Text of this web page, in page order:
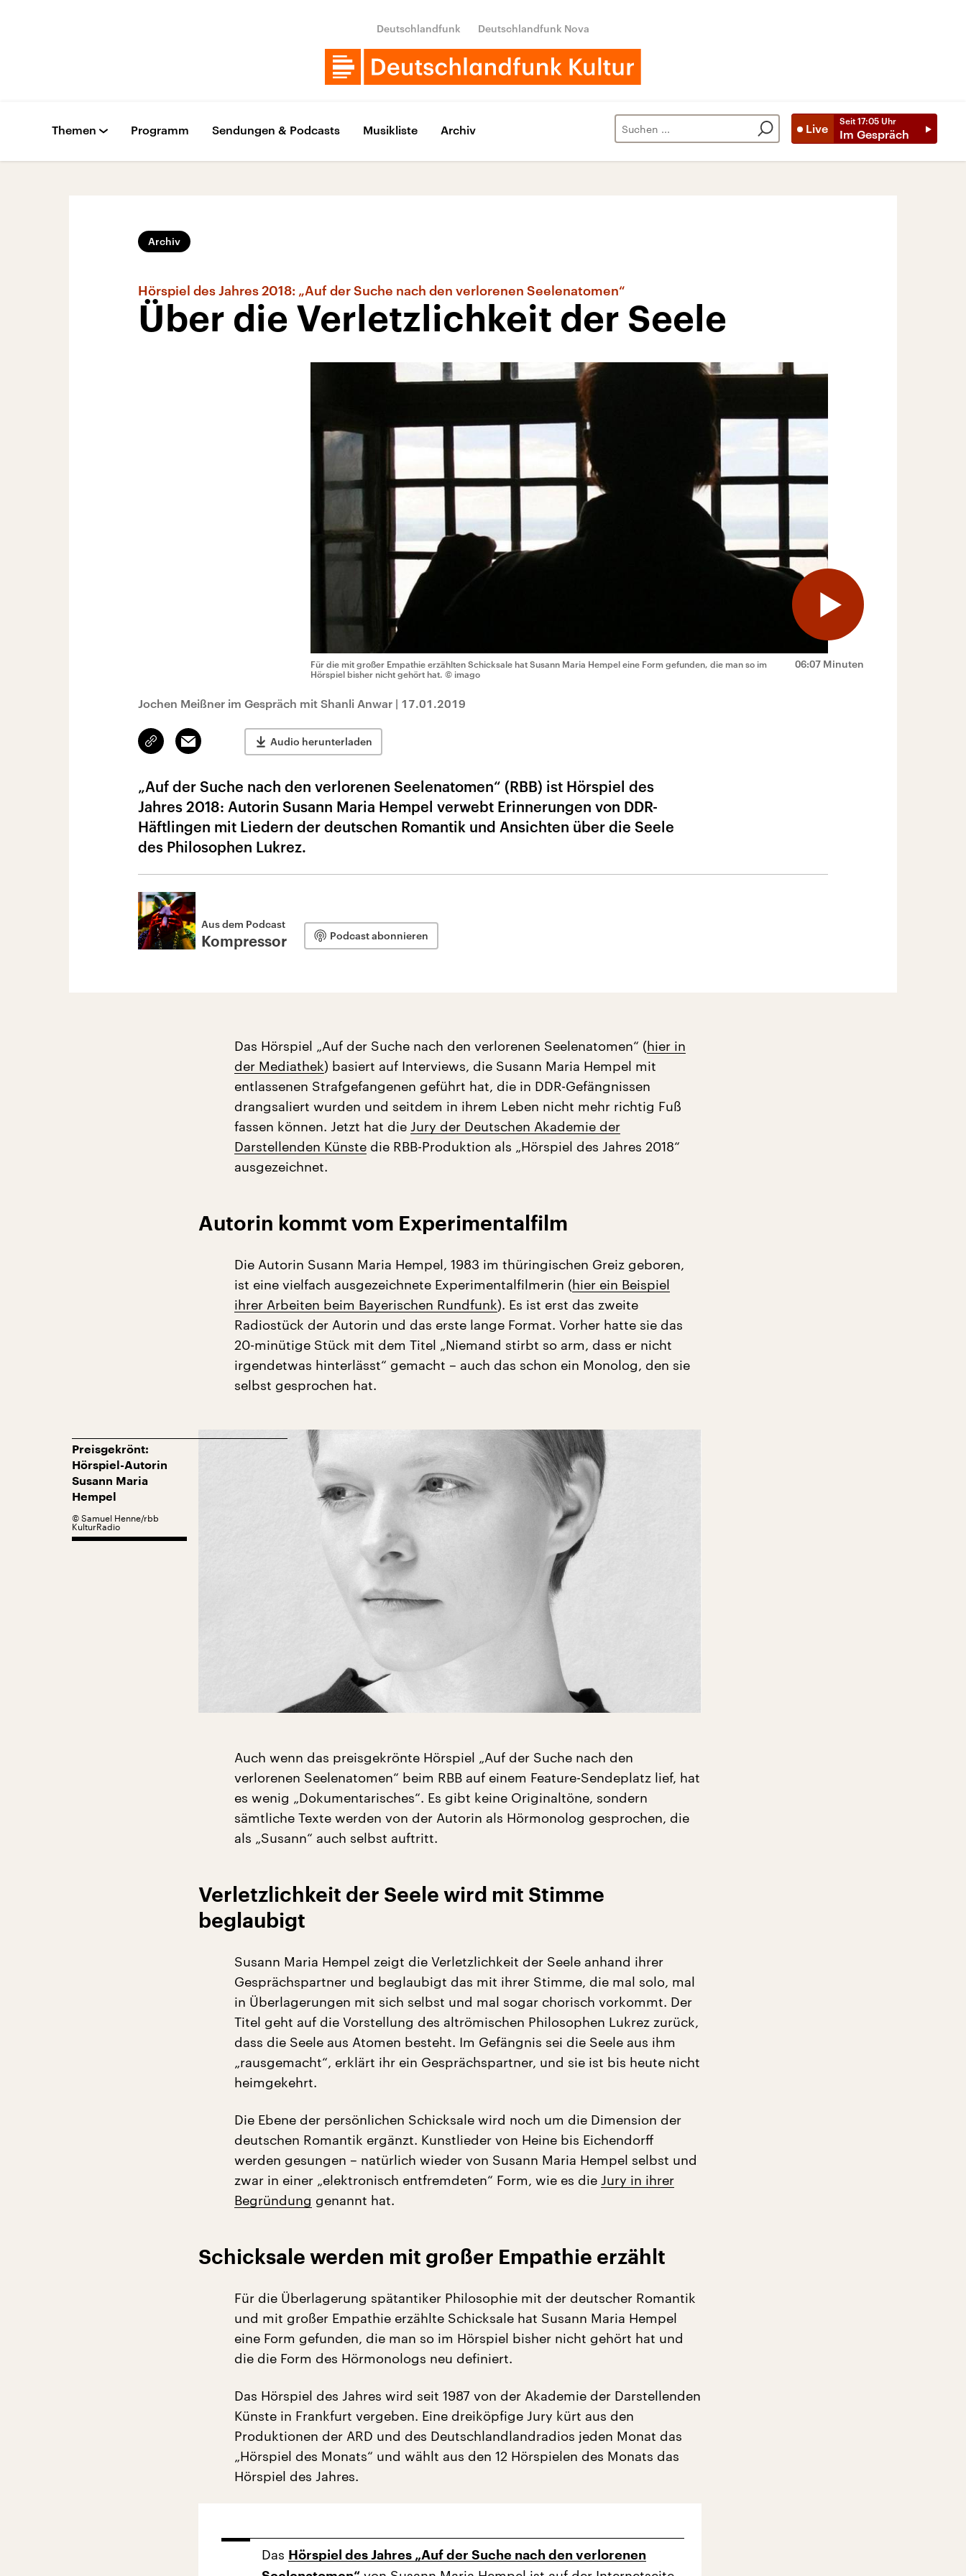
Deutschlandfunk Deutschlandfunk Nova
Live
Seit 17:05 Uhr
Im Gespräch
Themen Programm Sendungen & Podcasts Musikliste Archiv
Archiv
Hörspiel des Jahres 2018: „Auf der Suche nach den verlorenen Seelenatomen“
Über die Verletzlichkeit der Seele
06:07 Minuten
Für die mit großer Empathie erzählten Schicksale hat Susann Maria Hempel eine Form gefunden, die man so im
Hörspiel bisher nicht gehört hat. © imago
Jochen Meißner im Gespräch mit Shanli Anwar | 17.01.2019
Link
kopieren/teilen
Email Audio herunterladen
„Auf der Suche nach den verlorenen Seelenatomen“ (RBB) ist Hörspiel des
Jahres 2018: Autorin Susann Maria Hempel verwebt Erinnerungen von DDR-
Häftlingen mit Liedern der deutschen Romantik und Ansichten über die Seele
des Philosophen Lukrez.
Aus dem Podcast
Kompressor Podcast abonnieren
Das Hörspiel „Auf der Suche nach den verlorenen Seelenatomen“ (hier in
der Mediathek) basiert auf Interviews, die Susann Maria Hempel mit
entlassenen Strafgefangenen geführt hat, die in DDR-Gefängnissen
drangsaliert wurden und seitdem in ihrem Leben nicht mehr richtig Fuß
fassen können. Jetzt hat die Jury der Deutschen Akademie der
Darstellenden Künste die RBB-Produktion als „Hörspiel des Jahres 2018“
ausgezeichnet.
Autorin kommt vom Experimentalfilm
Die Autorin Susann Maria Hempel, 1983 im thüringischen Greiz geboren,
ist eine vielfach ausgezeichnete Experimentalfilmerin (hier ein Beispiel
ihrer Arbeiten beim Bayerischen Rundfunk). Es ist erst das zweite
Radiostück der Autorin und das erste lange Format. Vorher hatte sie das
20-minütige Stück mit dem Titel „Niemand stirbt so arm, dass er nicht
irgendetwas hinterlässt“ gemacht – auch das schon ein Monolog, den sie
selbst gesprochen hat.
Preisgekrönt:
Hörspiel-Autorin
Susann Maria
Hempel
© Samuel Henne/rbb
KulturRadio
Auch wenn das preisgekrönte Hörspiel „Auf der Suche nach den
verlorenen Seelenatomen“ beim RBB auf einem Feature-Sendeplatz lief, hat
es wenig „Dokumentarisches“. Es gibt keine Originaltöne, sondern
sämtliche Texte werden von der Autorin als Hörmonolog gesprochen, die
als „Susann“ auch selbst auftritt.
Verletzlichkeit der Seele wird mit Stimme
beglaubigt
Susann Maria Hempel zeigt die Verletzlichkeit der Seele anhand ihrer
Gesprächspartner und beglaubigt das mit ihrer Stimme, die mal solo, mal
in Überlagerungen mit sich selbst und mal sogar chorisch vorkommt. Der
Titel geht auf die Vorstellung des altrömischen Philosophen Lukrez zurück,
dass die Seele aus Atomen besteht. Im Gefängnis sei die Seele aus ihm
„rausgemacht“, erklärt ihr ein Gesprächspartner, und sie ist bis heute nicht
heimgekehrt.
Die Ebene der persönlichen Schicksale wird noch um die Dimension der
deutschen Romantik ergänzt. Kunstlieder von Heine bis Eichendorff
werden gesungen – natürlich wieder von Susann Maria Hempel selbst und
zwar in einer „elektronisch entfremdeten“ Form, wie es die Jury in ihrer
Begründung genannt hat.
Schicksale werden mit großer Empathie erzählt
Für die Überlagerung spätantiker Philosophie mit der deutscher Romantik
und mit großer Empathie erzählte Schicksale hat Susann Maria Hempel
eine Form gefunden, die man so im Hörspiel bisher nicht gehört hat und
die die Form des Hörmonologs neu definiert.
Das Hörspiel des Jahres wird seit 1987 von der Akademie der Darstellenden
Künste in Frankfurt vergeben. Eine dreiköpfige Jury kürt aus den
Produktionen der ARD und des Deutschlandlandradios jeden Monat das
„Hörspiel des Monats“ und wählt aus den 12 Hörspielen des Monats das
Hörspiel des Jahres.
Das Hörspiel des Jahres „Auf der Suche nach den verlorenen